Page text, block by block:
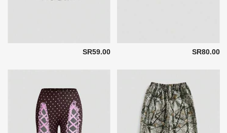
SR80.00
SR59.00